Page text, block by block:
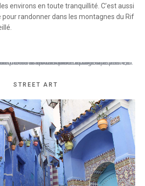
environs en toute tranquillité. C’est aussi
pour randonner dans les montagnes du Rif
STREET ART